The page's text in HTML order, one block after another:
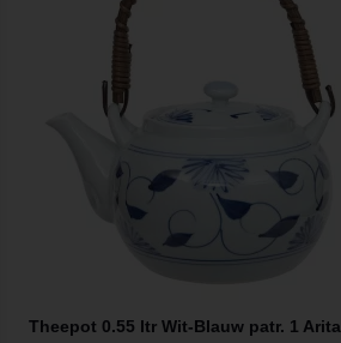
Theepot 0.55 ltr Wit-Blauw patr. 1 Arita